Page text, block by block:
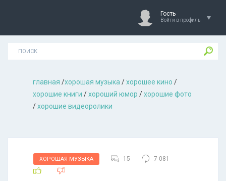
Гость
Войти в профиль
главная /хорошая музыкa /хорошее кино /
хорошие книги /хороший юмор /хорошие фото
/хорошие видеоролики
ХОРОШАЯ МУЗЫКА 15 7 081